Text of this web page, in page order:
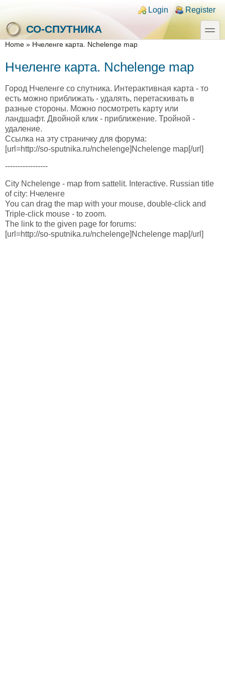
Login links
Login Register
СО-СПУТНИКА
toggle
You are here
Home » Нчеленге карта. Nchelenge map
Нчеленге карта. Nchelenge map
Город Нчеленге со спутника. Интерактивная карта - то
есть можно приближать - удалять, перетаскивать в
разные стороны. Можно посмотреть карту или
ландшафт. Двойной клик - приближение. Тройной -
удаление.
Ссылка на эту страничку для форума:
[url=http://so-sputnika.ru/nchelenge]Nchelenge map[/url]
-----------------
City Nchelenge - map from sattelit. Interactive. Russian title
of city: Нчеленге
You can drag the map with your mouse, double-click and
Triple-click mouse - to zoom.
The link to the given page for forums:
[url=http://so-sputnika.ru/nchelenge]Nchelenge map[/url]